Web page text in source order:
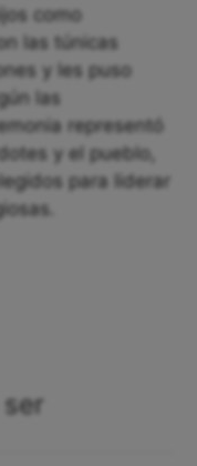
como
las túnicas
y les puso
las
representó
y el pueblo,
para liderar